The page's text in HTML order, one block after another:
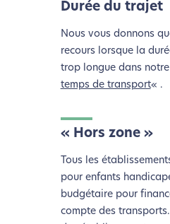
Durée du trajet
Nous vous donnons
recours lorsque la
trop longue dans
temps de transport« .
« Hors zone »
Tous les
pour enfants
budgétaire pour
compte des